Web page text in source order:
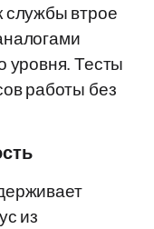
службы втрое
уровня. Тесты
работы без
из